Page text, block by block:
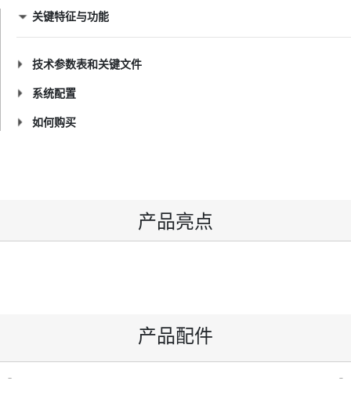
关键特征与功能
技术参数表和关键文件
系统配置
如何购买
产品亮点
产品配件